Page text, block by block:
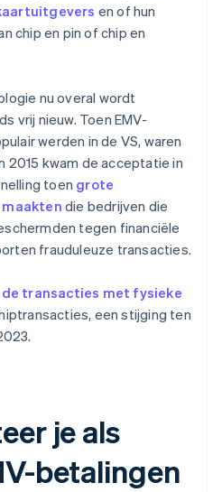
en of hun
chip en pin of chip en
nu overal wordt
vrij nieuw. Toen EMV-
werden in de VS, waren
2015 kwam de acceptatie in
toen grote
die bedrijven die
tegen financiële
frauduleuze transacties.
de transacties met fysieke
een stijging ten
je als
betalingen